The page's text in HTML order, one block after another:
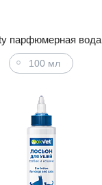
парфюмерная вода
100 мл